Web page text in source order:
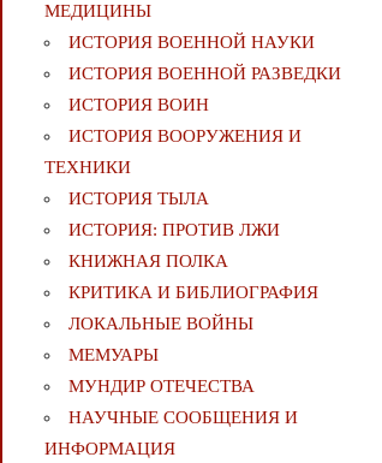
МЕДИЦИНЫ
ИСТОРИЯ ВОЕННОЙ НАУКИ
ИСТОРИЯ ВОЕННОЙ РАЗВЕДКИ
ИСТОРИЯ ВОИН
ИСТОРИЯ ВООРУЖЕНИЯ И
ТЕХНИКИ
ИСТОРИЯ ТЫЛА
ИСТОРИЯ: ПРОТИВ ЛЖИ
КНИЖНАЯ ПОЛКА
КРИТИКА И БИБЛИОГРАФИЯ
ЛОКАЛЬНЫЕ ВОЙНЫ
МЕМУАРЫ
МУНДИР ОТЕЧЕСТВА
НАУЧНЫЕ СООБЩЕНИЯ И
ИНФОРМАЦИЯ